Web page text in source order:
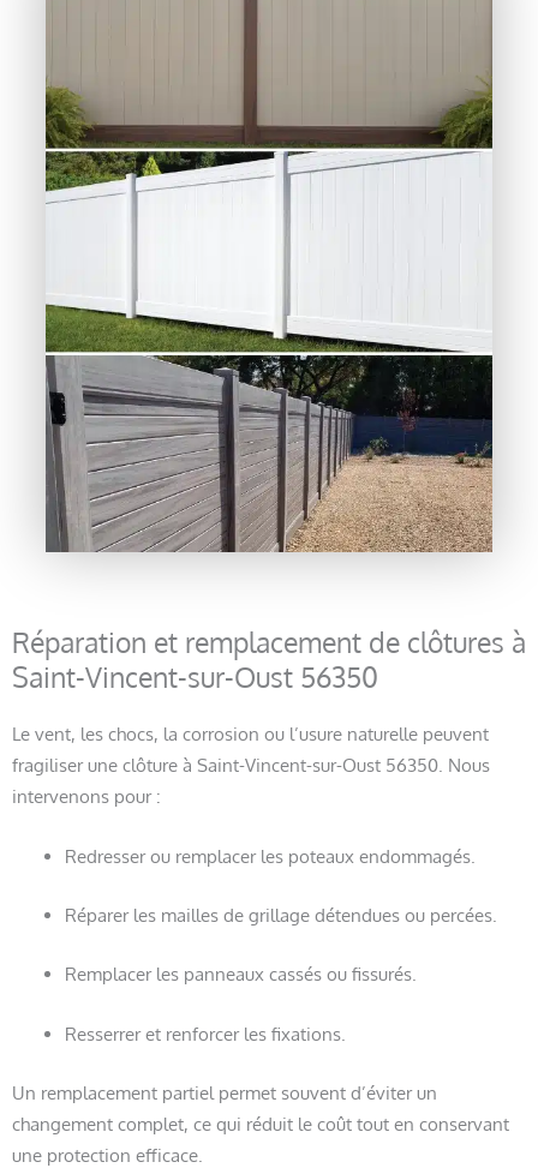
Réparation et remplacement de clôtures à
Saint-Vincent-sur-Oust 56350
Le vent, les chocs, la corrosion ou l’usure naturelle peuvent
fragiliser une clôture à Saint-Vincent-sur-Oust 56350. Nous
intervenons pour :
Redresser ou remplacer les poteaux endommagés.
Réparer les mailles de grillage détendues ou percées.
Remplacer les panneaux cassés ou fissurés.
Resserrer et renforcer les fixations.
Un remplacement partiel permet souvent d’éviter un
changement complet, ce qui réduit le coût tout en conservant
une protection efficace.